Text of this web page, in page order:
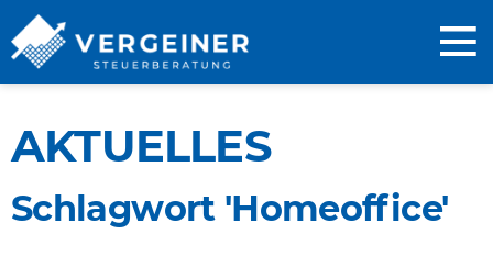
AKTUELLES
Schlagwort 'Homeoffice'